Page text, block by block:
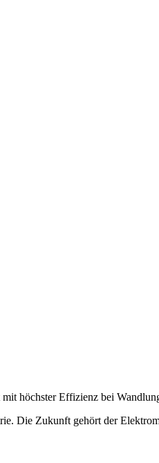
höchster Effizienz bei
Die Zukunft gehört der